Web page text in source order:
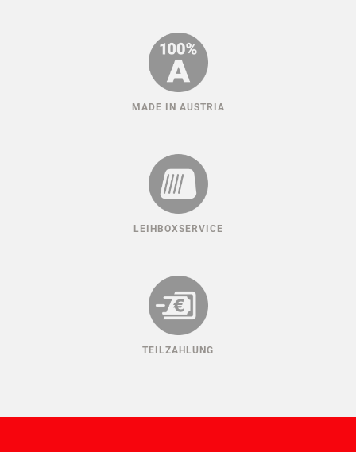
MADE IN AUSTRIA
LEIHBOXSERVICE
TEILZAHLUNG